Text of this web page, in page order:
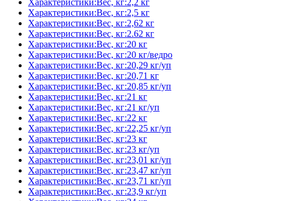
Характеристики:Вес, кг:2,5 кг
Характеристики:Вес, кг:2,62 кг
Характеристики:Вес, кг:2.62 кг
Характеристики:Вес, кг:20 кг
Характеристики:Вес, кг:20 кг/ведро
Характеристики:Вес, кг:20,29 кг/уп
Характеристики:Вес, кг:20,71 кг
Характеристики:Вес, кг:20,85 кг/уп
Характеристики:Вес, кг:21 кг
Характеристики:Вес, кг:21 кг/уп
Характеристики:Вес, кг:22 кг
Характеристики:Вес, кг:22,25 кг/уп
Характеристики:Вес, кг:23 кг
Характеристики:Вес, кг:23 кг/уп
Характеристики:Вес, кг:23,01 кг/уп
Характеристики:Вес, кг:23,47 кг/уп
Характеристики:Вес, кг:23,71 кг/уп
Характеристики:Вес, кг:23,9 кг/уп